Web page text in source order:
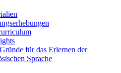
für das Erlernen der
Sprache